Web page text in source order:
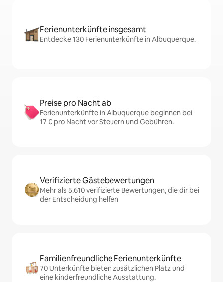
Ferienunterkünfte insgesamt
Entdecke 130 Ferienunterkünfte in Albuquerque.
Preise pro Nacht ab
Ferienunterkünfte in Albuquerque beginnen bei
17 € pro Nacht vor Steuern und Gebühren.
Verifizierte Gästebewertungen
Mehr als 5.610 verifizierte Bewertungen, die dir bei
der Entscheidung helfen
Familienfreundliche Ferienunterkünfte
70 Unterkünfte bieten zusätzlichen Platz und
eine kinderfreundliche Ausstattung.